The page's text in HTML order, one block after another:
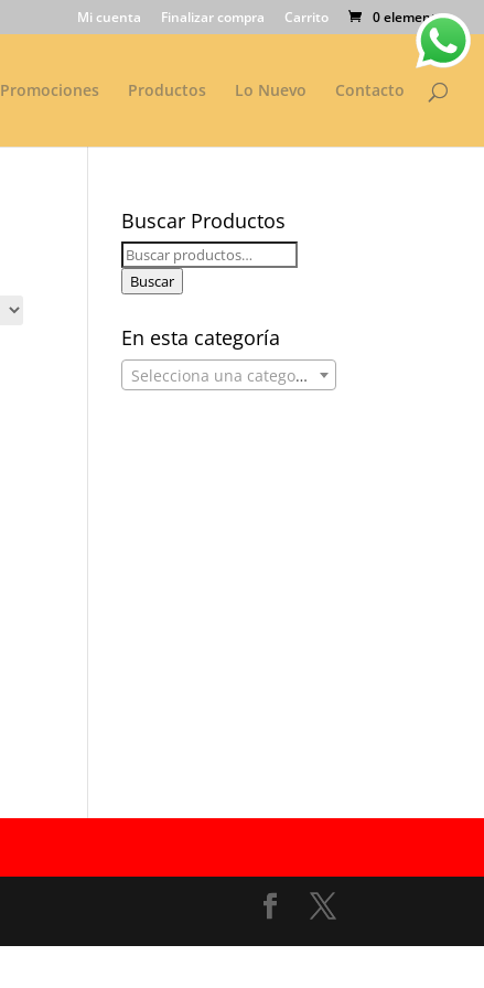
Mi cuenta Finalizar compra Carrito 0 elementos
Promociones Productos Lo Nuevo Contacto
Buscar Productos
Buscar
por:
Buscar
En esta categoría
Selecciona una categoría